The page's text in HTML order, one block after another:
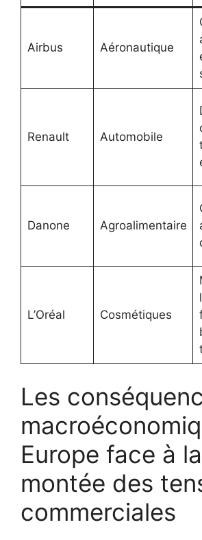
Airbus Aéronautique
Renault Automobile
Danone Agroalimentaire
L’Oréal Cosmétiques
Les
Europe face à la
montée des
commerciales